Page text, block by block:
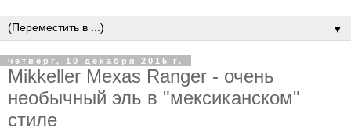
▼
четверг, 10 декабря 2015 г.
Mikkeller Mexas Ranger - очень
необычный эль в "мексиканском"
стиле